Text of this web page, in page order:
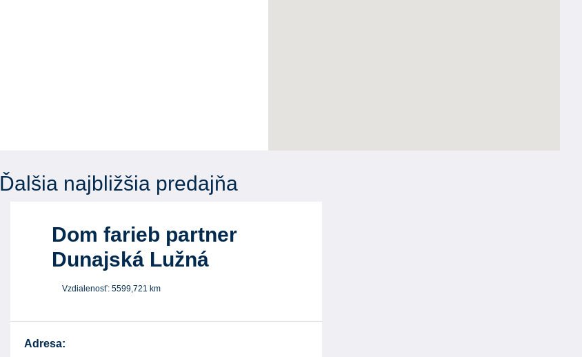
Ďalšia najbližšia predajňa
Dom farieb partner
Dunajská Lužná
Vzdialenosť: 5599,721 km
Adresa: